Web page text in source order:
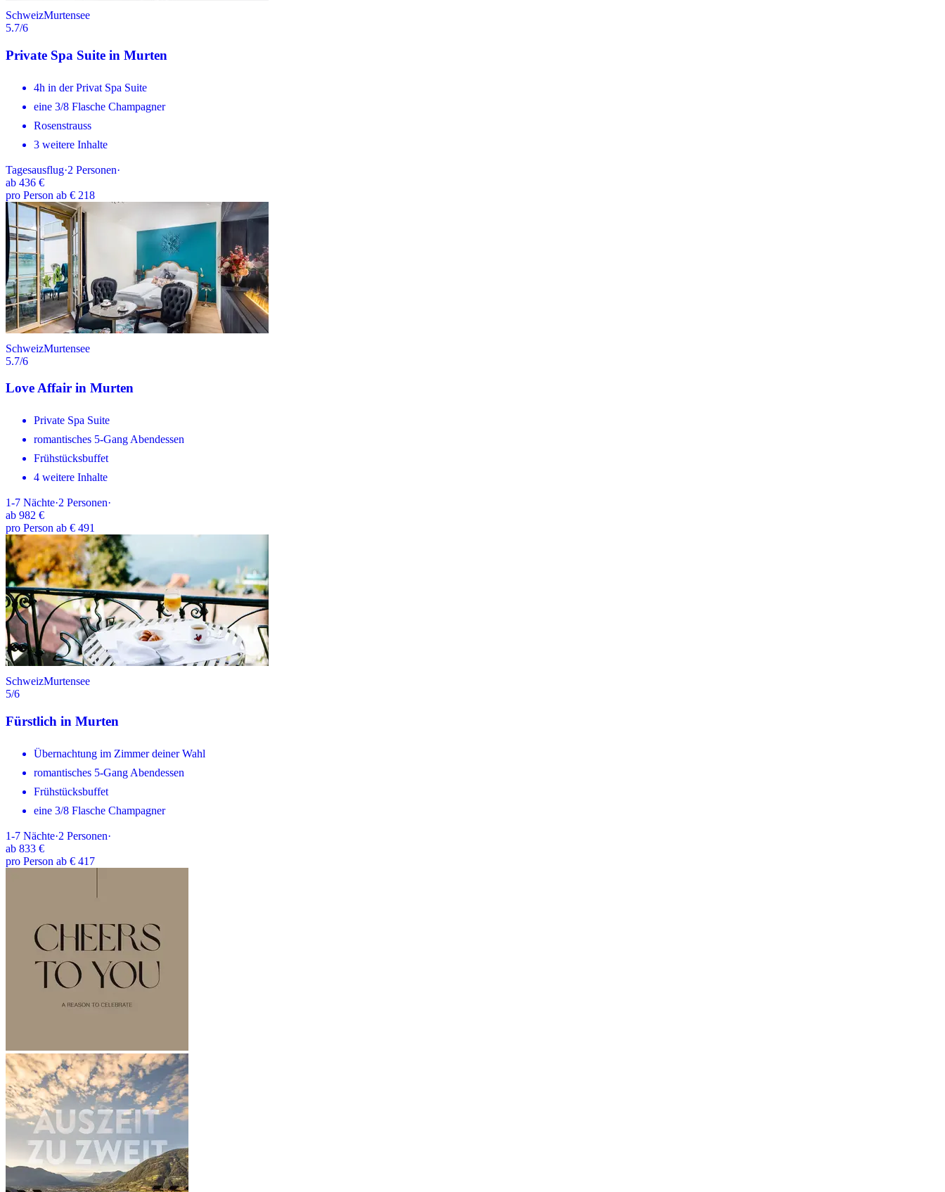
SchweizMurtensee
5.7/6
Private Spa Suite in Murten
4h in der Privat Spa Suite
eine 3/8 Flasche Champagner
Rosenstrauss
3 weitere Inhalte
Tagesausflug·2 Personen·
ab 436 €
pro Person ab € 218
SchweizMurtensee
5.7/6
Love Affair in Murten
Private Spa Suite
romantisches 5-Gang Abendessen
Frühstücksbuffet
4 weitere Inhalte
1-7 Nächte·2 Personen·
ab 982 €
pro Person ab € 491
SchweizMurtensee
5/6
Fürstlich in Murten
Übernachtung im Zimmer deiner Wahl
romantisches 5-Gang Abendessen
Frühstücksbuffet
eine 3/8 Flasche Champagner
1-7 Nächte·2 Personen·
ab 833 €
pro Person ab € 417